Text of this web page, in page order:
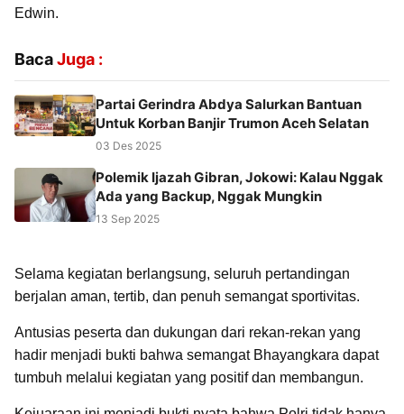
Edwin.
BacaJuga :
Partai Gerindra Abdya Salurkan Bantuan
Untuk Korban Banjir Trumon Aceh Selatan
03 Des 2025
Polemik Ijazah Gibran, Jokowi: Kalau Nggak
Ada yang Backup, Nggak Mungkin
13 Sep 2025
Selama kegiatan berlangsung, seluruh pertandingan
berjalan aman, tertib, dan penuh semangat sportivitas.
Antusias peserta dan dukungan dari rekan-rekan yang
hadir menjadi bukti bahwa semangat Bhayangkara dapat
tumbuh melalui kegiatan yang positif dan membangun.